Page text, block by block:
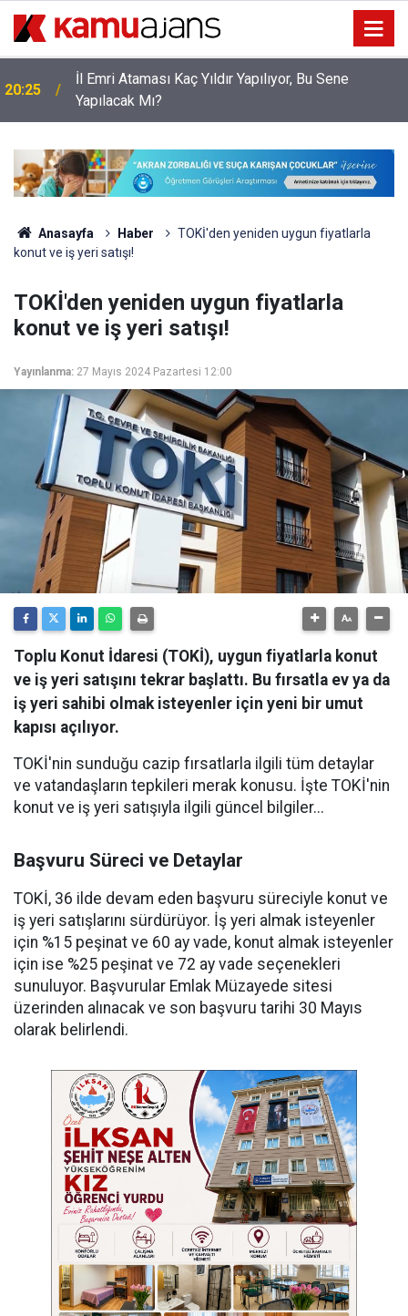
20:25
İl Emri Ataması Kaç Yıldır Yapılıyor, Bu Sene
Yapılacak Mı?
Anasayfa Haber
TOKİ'den yeniden uygun fiyatlarla
konut ve iş yeri satışı!
TOKİ'den yeniden uygun fiyatlarla
konut ve iş yeri satışı!
Yayınlanma: 27 Mayıs 2024 Pazartesi 12:00
Toplu Konut İdaresi (TOKİ), uygun fiyatlarla konut
ve iş yeri satışını tekrar başlattı. Bu fırsatla ev ya da
iş yeri sahibi olmak isteyenler için yeni bir umut
kapısı açılıyor.
TOKİ'nin sunduğu cazip fırsatlarla ilgili tüm detaylar
ve vatandaşların tepkileri merak konusu. İşte TOKİ'nin
konut ve iş yeri satışıyla ilgili güncel bilgiler...
Başvuru Süreci ve Detaylar
TOKİ, 36 ilde devam eden başvuru süreciyle konut ve
iş yeri satışlarını sürdürüyor. İş yeri almak isteyenler
için %15 peşinat ve 60 ay vade, konut almak isteyenler
için ise %25 peşinat ve 72 ay vade seçenekleri
sunuluyor. Başvurular Emlak Müzayede sitesi
üzerinden alınacak ve son başvuru tarihi 30 Mayıs
olarak belirlendi.